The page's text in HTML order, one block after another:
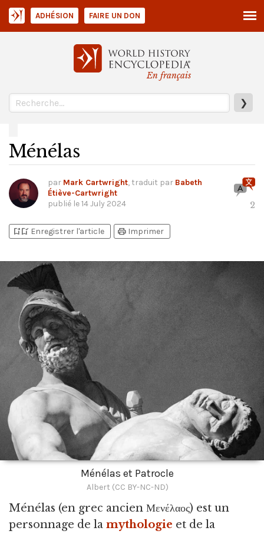
En français
❯
ADHÉSION FAIRE UN DON
Ménélas
par Mark Cartwright, traduit par Babeth
Étiève-Cartwright
publié le14 July 2024 2
bookmark_addbookmark_added Enregistrer l'article print Imprimer
Ménélas et Patrocle
Albert (CC BY-NC-ND)
Ménélas (en grec ancien Μενέλαος) est un
personnage de la mythologie et de la